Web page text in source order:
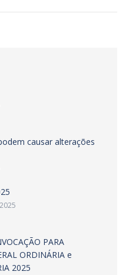
causar alterações
PARA
ORDINÁRIA e
2025